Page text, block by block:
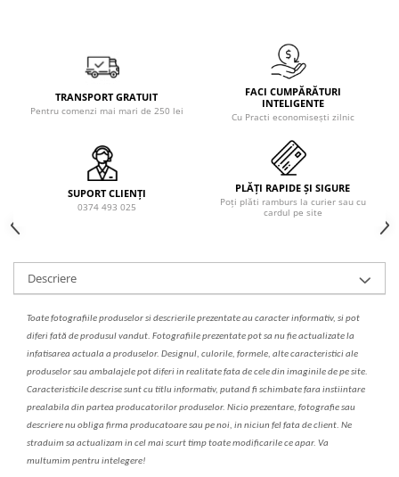
TRANSPORT GRATUIT
Pentru comenzi mai mari de 250 lei
FACI CUMPĂRĂTURI
INTELIGENTE
Cu Practi economisești zilnic
SUPORT CLIENȚI
0374 493 025
PLĂȚI RAPIDE ȘI SIGURE
Poți plăti ramburs la curier sau cu
cardul pe site
Descriere
Toate fotografiile produselorsi descrierileprezentate au caracter informativ, si pot
diferi fată de produsul vandut. Fotografiile prezentate pot sa nu fie actualizate la
infatisarea actuala a produselor. Designul, culorile, formele, alte caracteristici ale
produselor sau ambalajele pot diferi in realitate fata de cele din imaginile de pe site.
Caracteristicile descrise sunt cu titlu informativ, putand fi schimbate fara instiintare
prealabila din partea producatorilor produselor. Nicio prezentare, fotografie sau
descriere nu obliga firma producatoare sau pe noi, in niciun fel fata de client. Ne
straduim sa actualizam in cel mai scurt timp toate modificarile ce apar. Va
multumim pentru intelegere!